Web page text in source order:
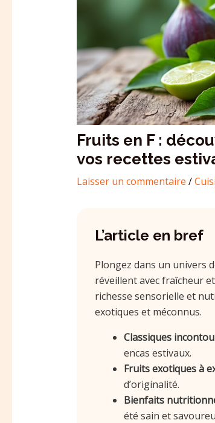
Fruits en F :
vos recettes
Laisser un commentaire /
L’article en bref
Plongez dans un univers
réveillent avec fraîcheur
richesse sensorielle et
exotiques et méconnus.
Classiques
encas estivaux.
Fruits exotiques à
d’originalité.
Bienfaits
été sain et